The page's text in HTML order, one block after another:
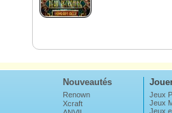
Nouveautés
Renown
Xcraft
Jeux
Jeux
Jeux